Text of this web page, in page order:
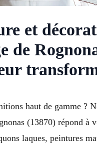
et
de
haut de gamme ?
(13870) répond à
laques, peintures